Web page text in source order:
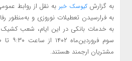
به گزارشکیوسک خبر به نقل از روابط
به فرارسیدن تعطیلات نوروزی و به‌منظور
به خدمات بانکی در این ایام، شعب
مشتریان ارجمند هستند.